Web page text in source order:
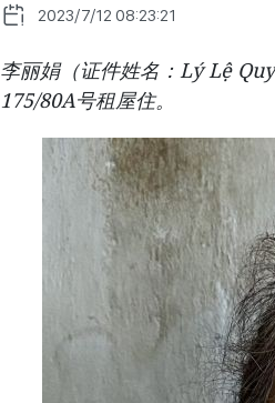
2023/7/12 08:23:21
李丽娟（证件姓名：Lý Lệ
175/80A号租屋住。